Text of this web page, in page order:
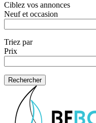
Ciblez vos annonces
Neuf et occasion
Triez par
Prix